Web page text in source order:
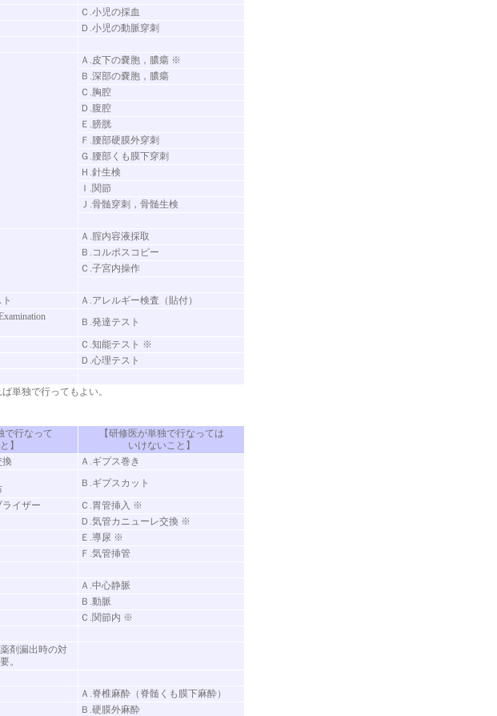
Ｃ.小児の採血
Ｄ.小児の動脈穿刺
Ａ.皮下の嚢胞，膿瘍 ※
Ｂ.深部の嚢胞，膿瘍
Ｃ.胸腔
Ｄ.腹腔
Ｅ.膀胱
Ｆ.腰部硬膜外穿刺
Ｇ.腰部くも膜下穿刺
Ｈ.針生検
Ｉ.関節
Ｊ.骨髄穿刺，骨髄生検
Ａ.腟内容液採取
Ｂ.コルポスコピー
Ｃ.子宮内操作
Ａ.アレルギー検査（貼付）
Ｂ.発達テスト
Ｃ.知能テスト ※
Ｄ.心理テスト
単独で行ってもよい。
で行なって
】
【研修医が単独で行なっては
いけないこと】
換
Ａ.ギプス巻き
Ｂ.ギプスカット
ライザー
Ｃ.胃管挿入 ※
Ｄ.気管カニューレ交換 ※
Ｅ.導尿 ※
Ｆ.気管挿管
Ａ.中心静脈
Ｂ.動脈
Ｃ.関節内 ※
剤漏出時の対
。
Ａ.脊椎麻酔（脊髄くも膜下麻酔）
Ｂ.硬膜外麻酔